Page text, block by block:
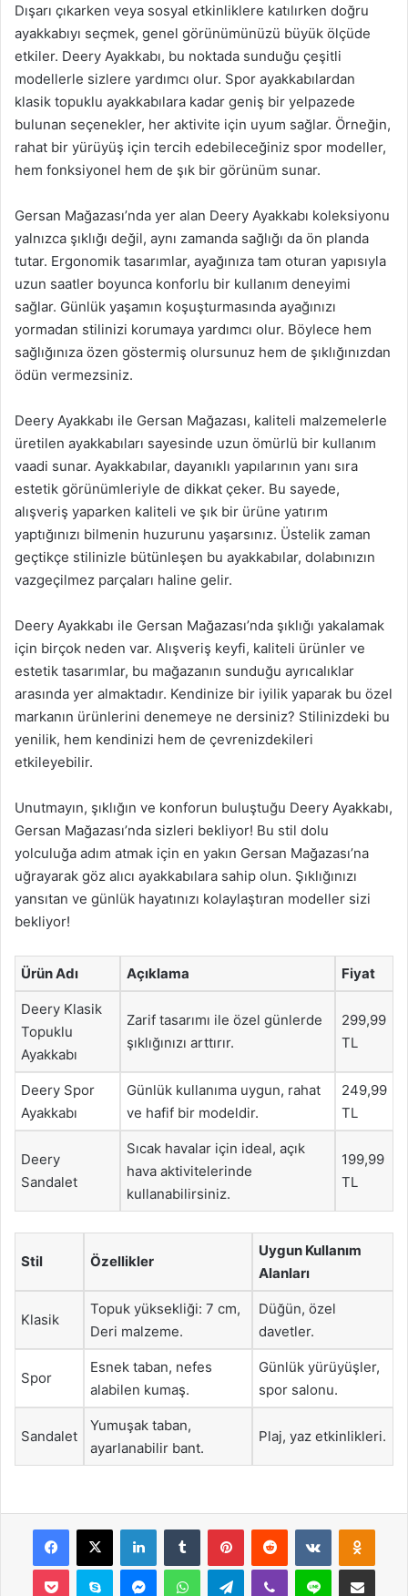
Dışarı çıkarken veya sosyal etkinliklere katılırken doğru
ayakkabıyı seçmek, genel görünümünüzü büyük ölçüde
etkiler. Deery Ayakkabı, bu noktada sunduğu çeşitli
modellerle sizlere yardımcı olur. Spor ayakkabılardan
klasik topuklu ayakkabılara kadar geniş bir yelpazede
bulunan seçenekler, her aktivite için uyum sağlar. Örneğin,
rahat bir yürüyüş için tercih edebileceğiniz spor modeller,
hem fonksiyonel hem de şık bir görünüm sunar.
Gersan Mağazası’nda yer alan Deery Ayakkabı koleksiyonu
yalnızca şıklığı değil, aynı zamanda sağlığı da ön planda
tutar. Ergonomik tasarımlar, ayağınıza tam oturan yapısıyla
uzun saatler boyunca konforlu bir kullanım deneyimi
sağlar. Günlük yaşamın koşuşturmasında ayağınızı
yormadan stilinizi korumaya yardımcı olur. Böylece hem
sağlığınıza özen göstermiş olursunuz hem de şıklığınızdan
ödün vermezsiniz.
Deery Ayakkabı ile Gersan Mağazası, kaliteli malzemelerle
üretilen ayakkabıları sayesinde uzun ömürlü bir kullanım
vaadi sunar. Ayakkabılar, dayanıklı yapılarının yanı sıra
estetik görünümleriyle de dikkat çeker. Bu sayede,
alışveriş yaparken kaliteli ve şık bir ürüne yatırım
yaptığınızı bilmenin huzurunu yaşarsınız. Üstelik zaman
geçtikçe stilinizle bütünleşen bu ayakkabılar, dolabınızın
vazgeçilmez parçaları haline gelir.
Deery Ayakkabı ile Gersan Mağazası’nda şıklığı yakalamak
için birçok neden var. Alışveriş keyfi, kaliteli ürünler ve
estetik tasarımlar, bu mağazanın sunduğu ayrıcalıklar
arasında yer almaktadır. Kendinize bir iyilik yaparak bu özel
markanın ürünlerini denemeye ne dersiniz? Stilinizdeki bu
yenilik, hem kendinizi hem de çevrenizdekileri
etkileyebilir.
Unutmayın, şıklığın ve konforun buluştuğu Deery Ayakkabı,
Gersan Mağazası’nda sizleri bekliyor! Bu stil dolu
yolculuğa adım atmak için en yakın Gersan Mağazası’na
uğrayarak göz alıcı ayakkabılara sahip olun. Şıklığınızı
yansıtan ve günlük hayatınızı kolaylaştıran modeller sizi
bekliyor!
Ürün Adı Açıklama Fiyat
Deery Klasik
Topuklu
Ayakkabı
Zarif tasarımı ile özel günlerde
şıklığınızı arttırır.
299,99
TL
Deery Spor
Ayakkabı
Günlük kullanıma uygun, rahat
ve hafif bir modeldir.
249,99
TL
Deery
Sandalet
Sıcak havalar için ideal, açık
hava aktivitelerinde
kullanabilirsiniz.
199,99
TL
Stil Özellikler
Uygun Kullanım
Alanları
Klasik
Topuk yüksekliği: 7 cm,
Deri malzeme.
Düğün, özel
davetler.
Spor
Esnek taban, nefes
alabilen kumaş.
Günlük yürüyüşler,
spor salonu.
Sandalet
Yumuşak taban,
ayarlanabilir bant.
Plaj, yaz etkinlikleri.
Facebook
X LinkedInTumblr PinterestReddit VKontakte
Pocket Skype MessengerWhatsAppTelegramViber Line E-Posta ile